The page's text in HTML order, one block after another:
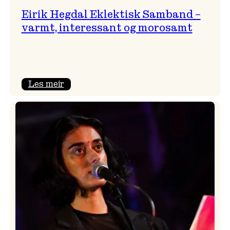
Eirik Hegdal Eklektisk Samband –
varmt, interessant og morosamt
Les meir:
Eklektisk
Samband
–
varmt,
interessant
morosamt